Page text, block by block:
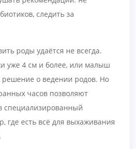
следить за
роды удаётся не всегда.
уже 4 см и более, или малыш
о ведении родов. Но
часов позволяют
специализированный
где есть всё для выхаживания